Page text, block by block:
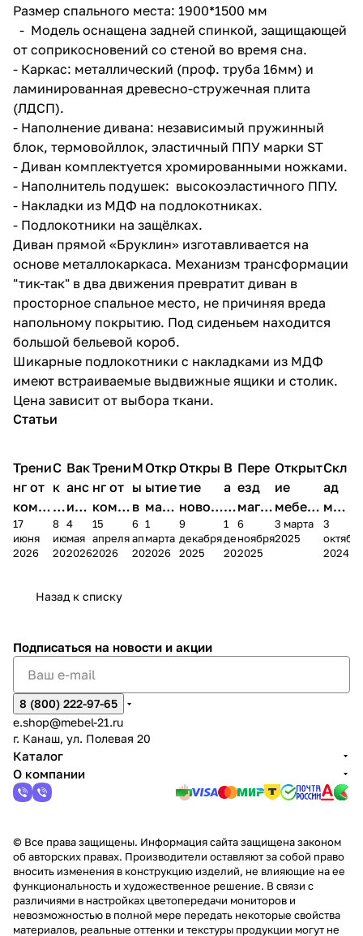
Размер спального места: 1900*1500 мм
- Модель оснащена задней спинкой, защищающей
от соприкосновений со стеной во время сна.
- Каркас: металлический (проф. труба 16мм) и
ламинированная древесно-стружечная плита
(ЛДСП).
- Наполнение дивана: независимый пружинный
блок, термовойллок, эластичный ППУ марки ST
- Диван комплектуется хромированными ножками.
- Наполнитель подушек: высокоэластичного ППУ.
- Накладки из МДФ на подлокотниках.
- Подлокотники на защёлках.
Диван прямой «Бруклин» изготавливается на
основе металлокаркаса. Механизм трансформации
"тик-так" в два движения превратит диван в
просторное спальное место, не причиняя вреда
напольному покрытию. Под сиденьем находится
большой бельевой короб.
Шикарные подлокотники с накладками из МДФ
имеют встраиваемые выдвижные ящики и столик.
Цена зависит от выбора ткани.
Статьи
Трени
нг от
комп
ании
Мело
17
июня
2026
С
к
и
д
к
2
8
июня
2026
Вак
анс
ия в
Чеб
окс
4
мая
2026
Трени
нг от
комп
ании
Мело
15
апреля
2026
М
ы
в
М
А
6
апреля
2026
Откр
ытие
мага
зина
в
1
марта
2026
Откры
тие
новог
о
магаз
9
декабря
2025
В
а
к
а
н
1
декабря
2025
Пере
езд
магаз
ина в
г.
6
ноября
2025
Открыт
ие
мебель
ного
салона
3 марта
2025
Скл
ад
меб
ели
пер
3
2024
Назад к списку
Подписаться на новости и акции
8 (800) 222-97-65
e.shop@mebel-21.ru
г. Канаш, ул. Полевая 20
Каталог
О компании
© Все права защищены. Информация сайта защищена законом
об авторских правах. Производители оставляют за собой право
вносить изменения в конструкцию изделий, не влияющие на ее
функциональность и художественное решение. В связи с
различиями в настройках цветопередачи мониторов и
невозможностью в полной мере передать некоторые свойства
материалов, реальные оттенки и текстуры продукции могут не